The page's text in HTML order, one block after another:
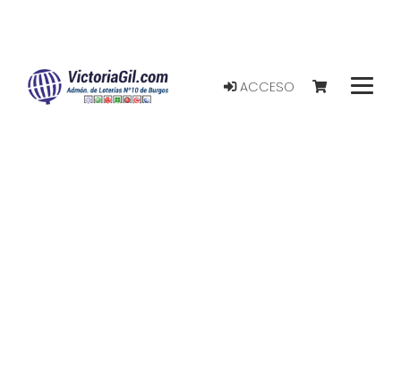
ACCESO